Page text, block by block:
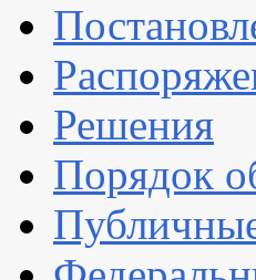
Решения
Порядок